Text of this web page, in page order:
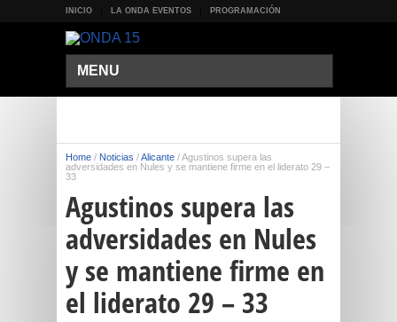
INICIO LA ONDA EVENTOS PROGRAMACIÓN
MENU
Home / Noticias /Alicante /Agustinos supera las
adversidades en Nules y se mantiene firme en el liderato 29 –
33
Agustinos supera las
adversidades en Nules
y se mantiene firme en
el liderato 29 – 33